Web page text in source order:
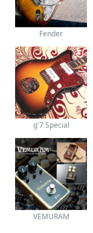
Fender
g'7 Special
VEMURAM